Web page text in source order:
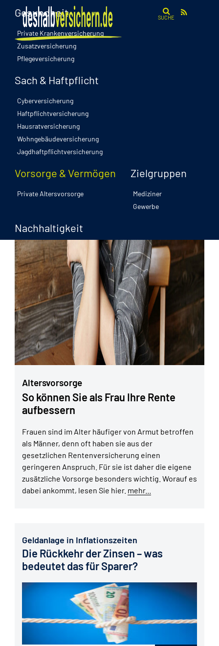
SUCHE
Gesundheit
Private Krankenversicherung
Zusatzversicherung
Pflegeversicherung
Sach & Haftpflicht
Cyberversicherung
Haftpflichtversicherung
Hausratversicherung
Wohngebäudeversicherung
Jagdhaftpflichtversicherung
Vorsorge & Vermögen
Private Altersvorsorge
Zielgruppen
Mediziner
Gewerbe
Nachhaltigkeit
Altersvorsorge
So können Sie als Frau Ihre Rente
aufbessern
Frauen sind im Alter häufiger von Armut betroffen
als Männer, denn oft haben sie aus der
gesetzlichen Rentenversicherung einen
geringeren Anspruch. Für sie ist daher die eigene
zusätzliche Vorsorge besonders wichtig. Worauf es
dabei ankommt, lesen Sie hier. mehr...
Geldanlage in Inflationszeiten
Die Rückkehr der Zinsen – was
bedeutet das für Sparer?